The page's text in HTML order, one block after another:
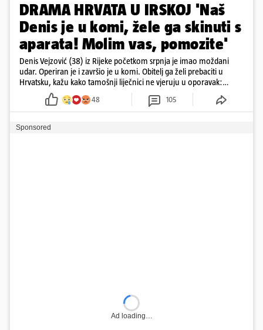
DRAMA HRVATA U IRSKOJ 'Naš
Denis je u komi, žele ga skinuti s
aparata! Molim vas, pomozite'
Denis Vejzović (38) iz Rijeke početkom srpnja je imao moždani
udar. Operiran je i završio je u komi. Obitelj ga želi prebaciti u
Hrvatsku, kažu kako tamošnji liječnici ne vjeruju u oporavak:
'Imamo 72 sata'
48 105
Sponsored
Ad loading…